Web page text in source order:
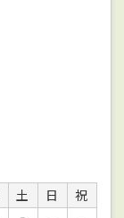
土 日
祝